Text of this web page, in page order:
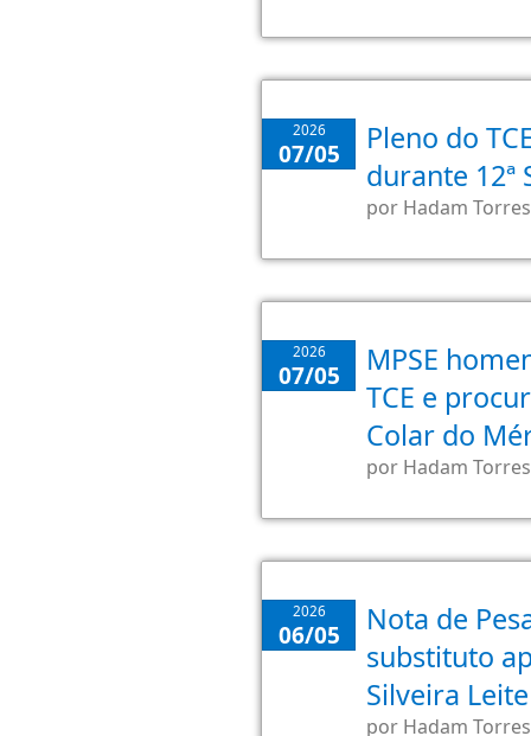
2026
07/05
Pleno do
durante 12ª
por Hadam
2026
07/05
MPSE
TCE e
Colar do
por Hadam
2026
06/05
Nota de
substituto
Silveira Leite
por Hadam